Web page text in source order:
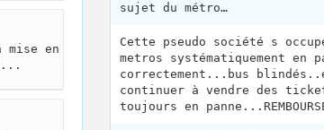
en
sujet du métro…
Cette pseudo société s
metros systématiquement en
correctement...bus
continuer à vendre des
toujours en